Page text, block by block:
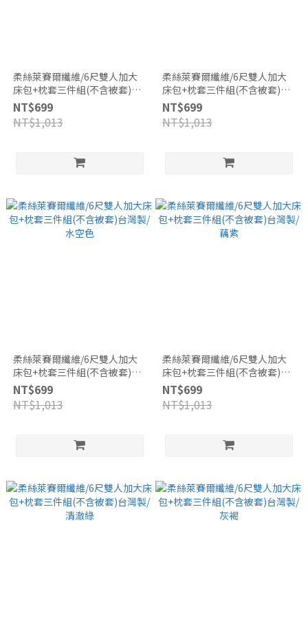
柔絲萊賽爾纖維/6尺雙人加大
床包+枕套三件組(不含被套)台
灣製/HT056
NT$699
NT$1,013
柔絲萊賽爾纖維/6尺雙人加大
床包+枕套三件組(不含被套)台
灣製/月白藍
NT$699
NT$1,013
柔絲萊賽爾纖維/6尺雙人加大
床包+枕套三件組(不含被套)台
灣製/水空色
NT$699
NT$1,013
柔絲萊賽爾纖維/6尺雙人加大
床包+枕套三件組(不含被套)台
灣製/藕紫
NT$699
NT$1,013